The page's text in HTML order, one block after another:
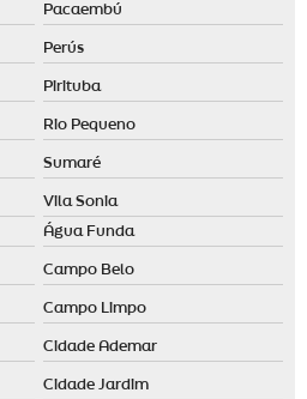
Pacaembú
Perús
Pirituba
Rio Pequeno
Sumaré
Vila Sonia
Água Funda
Campo Belo
Campo Limpo
Cidade Ademar
Cidade Jardim